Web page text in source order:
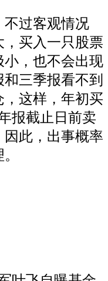
不过客观情况
买入一只股票
小，也不会出现
三季报看不到
这样，年初买
报截止日前卖
此，出事概率